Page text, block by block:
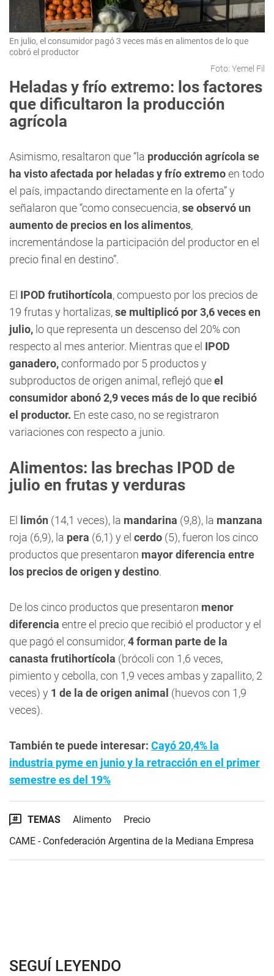
En julio, el consumidor pagó 3 veces más en alimentos de lo que
cobró el productor
Foto: Yemel Fil
Heladas y frío extremo: los factores
que dificultaron la producción
agrícola
Asimismo, resaltaron que “la producción agrícola se
ha visto afectada por heladas y frío extremoen todo
el país, impactando directamente en la oferta” y
señalaron que “como consecuencia,se observó un
aumento de precios en los alimentos,
incrementándose la participación del productor en el
precio final en destino”.
El IPOD frutihortícola, compuesto por los precios de
19 frutas y hortalizas,se multiplicó por 3,6 veces en
julio, lo que representa un descenso del 20% con
respecto al mes anterior. Mientras que el IPOD
ganadero,conformado por 5 productos y
subproductos de origen animal, reflejó queel
consumidor abonó 2,9 veces más de lo que recibió
el productor. En este caso, no se registraron
variaciones con respecto a junio.
Alimentos: las brechas IPOD de
julio en frutas y verduras
El limón (14,1 veces), la mandarina (9,8), la manzana
roja (6,9), la pera (6,1) y el cerdo (5), fueron los cinco
productos que presentaron mayor diferencia entre
los precios de origen y destino.
De los cinco productos que presentaron menor
diferencia entre el precio que recibió el productor y el
que pagó el consumidor,4 forman parte de la
canasta frutihortícola (brócoli con 1,6 veces,
pimiento y cebolla, con 1,9 veces ambas y zapallito, 2
veces) y 1 de la de origen animal (huevos con 1,9
veces).
También te puede interesar: Cayó 20,4% la
industria pyme en junio y la retracción en el primer
semestre es del 19%
TEMAS Alimento
Precio
CAME - Confederación Argentina de la Mediana Empresa
SEGUÍ LEYENDO